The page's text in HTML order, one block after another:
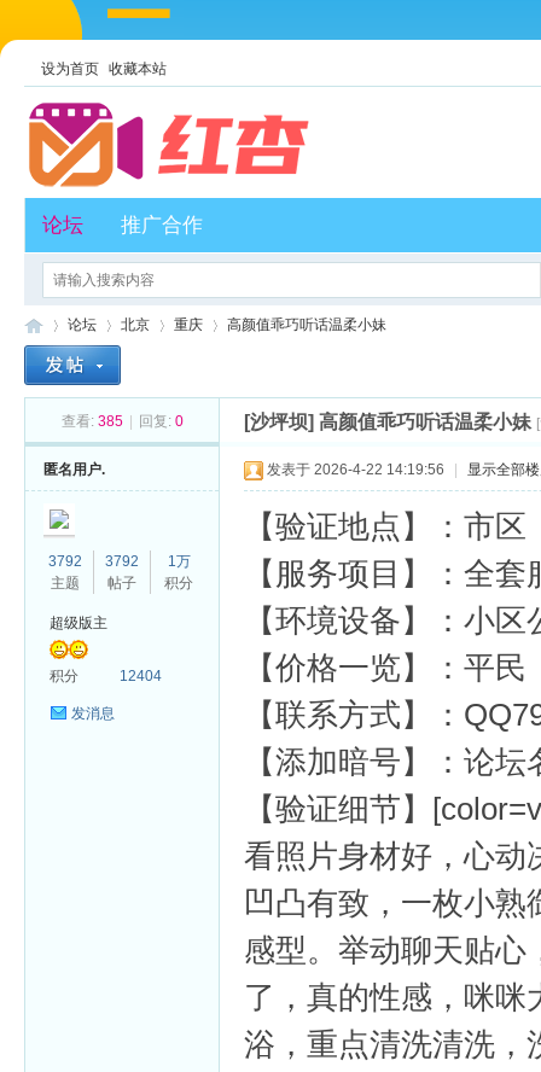
设为首页 收藏本站
论坛 推广合作
论坛
›
北京
›
重庆 高颜值乖巧听话温柔小妹
查看: 385 回复: 0 [沙坪坝]高颜值乖巧听话温柔小妹
匿名用户.
3792
主题
3792
帖子
1万
积分
超级版主
积分 12404
发消息
发表于 2026-4-22 14:19:56 显示全部
【验证地点】：市区
【服务项目】：全
【环境设备】：小
【价格一览】：平民
【联系方式】：
【添加暗号】：论坛
【验证细节】
看照片身材好，心动
凹凸有致，一枚小
感型。举动聊天贴心
了，真的性感，咪
浴，重点清洗清洗，